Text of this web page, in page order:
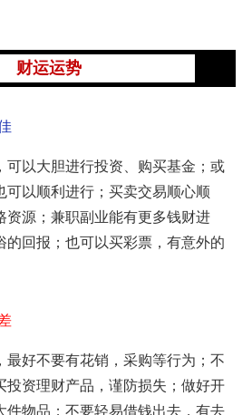
财运运势
可以大胆进行投资、购买基金；或
可以顺利进行；买卖交易顺心顺
资源；兼职副业能有更多钱财进
的回报；也可以买彩票，有意外的
最好不要有花销，采购等行为；不
投资理财产品，谨防损失；做好开
件物品；不要轻易借钱出去，有去